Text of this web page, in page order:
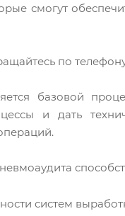
смогут
по
базовой
и дать
систем